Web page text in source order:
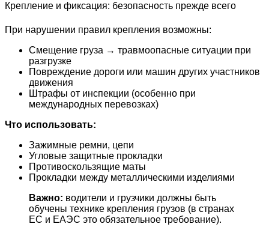
Крепление и фиксация: безопасность прежде всего
При нарушении правил крепления возможны:
Смещение груза → травмоопасные ситуации при
разгрузке
Повреждение дороги или машин других участников
движения
Штрафы от инспекции (особенно при
международных перевозках)
Что использовать:
Зажимные ремни, цепи
Угловые защитные прокладки
Противоскользящие маты
Прокладки между металлическими изделиями
Важно: водители и грузчики должны быть
обучены технике крепления грузов (в странах
ЕС и ЕАЭС это обязательное требование).